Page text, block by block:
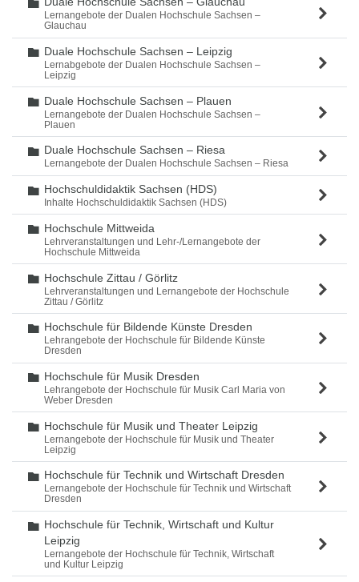
Ordner
Lernangebote der Dualen Hochschule Sachsen –
Glauchau
Ordner
Duale Hochschule Sachsen – Leipzig
Lernabgebote der Dualen Hochschule Sachsen –
Leipzig
Ordner
Duale Hochschule Sachsen – Plauen
Lernangebote der Dualen Hochschule Sachsen –
Plauen
Ordner
Duale Hochschule Sachsen – Riesa
Lernangebote der Dualen Hochschule Sachsen – Riesa
Ordner
Hochschuldidaktik Sachsen (HDS)
Inhalte Hochschuldidaktik Sachsen (HDS)
Ordner
Hochschule Mittweida
Lehrveranstaltungen und Lehr-/Lernangebote der
Hochschule Mittweida
Ordner
Hochschule Zittau / Görlitz
Lehrveranstaltungen und Lernangebote der Hochschule
Zittau / Görlitz
Ordner
Hochschule für Bildende Künste Dresden
Lehrangebote der Hochschule für Bildende Künste
Dresden
Ordner
Hochschule für Musik Dresden
Lehrangebote der Hochschule für Musik Carl Maria von
Weber Dresden
Ordner
Hochschule für Musik und Theater Leipzig
Lernangebote der Hochschule für Musik und Theater
Leipzig
Ordner
Hochschule für Technik und Wirtschaft Dresden
Lernangebote der Hochschule für Technik und Wirtschaft
Dresden
Ordner
Hochschule für Technik, Wirtschaft und Kultur
Leipzig
Lernangebote der Hochschule für Technik, Wirtschaft
und Kultur Leipzig